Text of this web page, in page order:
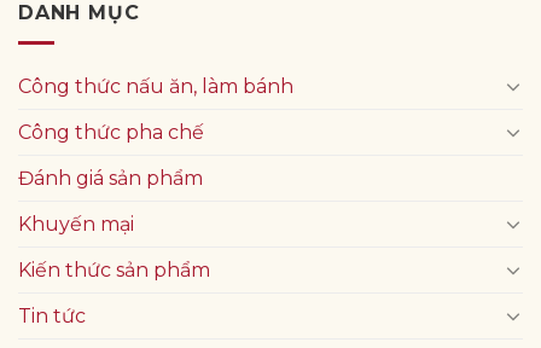
DANH MỤC
Công thức nấu ăn, làm bánh
Công thức pha chế
Đánh giá sản phẩm
Khuyến mại
Kiến thức sản phẩm
Tin tức